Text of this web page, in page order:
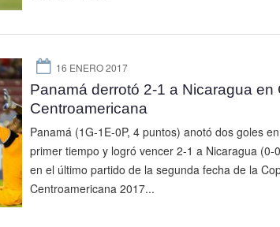
16 ENERO 2017
Panamá derrotó 2-1 a Nicaragua en
Centroamericana
Panamá (1G-1E-0P, 4 puntos) anotó dos goles
primer tiempo y logró vencer 2-1 a Nicaragua (0-
en el último partido de la segunda fecha de la
Centroamericana 2017...